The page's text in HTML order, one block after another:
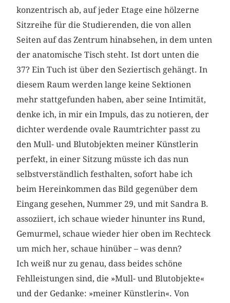
konzentrisch ab, auf jeder Etage eine hölzerne
Sitzreihe für die Studierenden, die von allen
Seiten auf das Zentrum hinabsehen, in dem unten
der anatomische Tisch steht. Ist dort unten die
37? Ein Tuch ist über den Seziertisch gehängt. In
diesem Raum werden lange keine Sektionen
mehr stattgefunden haben, aber seine Intimität,
denke ich, in mir ein Impuls, das zu notieren, der
dichter werdende ovale Raumtrichter passt zu
den Mull- und Blutobjekten meiner Künstlerin
perfekt, in einer Sitzung müsste ich das nun
selbstverständlich festhalten, sofort habe ich
beim Hereinkommen das Bild gegenüber dem
Eingang gesehen, Nummer 29, und mit Sandra B.
assoziiert, ich schaue wieder hinunter ins Rund,
Gemurmel, schaue wieder hier oben im Rechteck
um mich her, schaue hinüber – was denn?
Ich weiß nur zu genau, dass beides schöne
Fehlleistungen sind, die »Mull- und Blutobjekte«
und der Gedanke: »meiner Künstlerin«. Von